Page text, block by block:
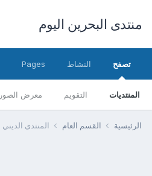
منتدى البحرين اليوم
تصفح
المنتديات التقويم معرض الصور
النشاط Pages
الرئيسية القسم العام المنتدى الديني